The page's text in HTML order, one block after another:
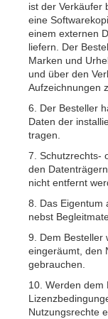
ist der Verkäufer
eine
einem externen
liefern. Der
Marken und
und über den
Aufzeichnungen
6. Der Besteller
Daten der
tragen.
7. Schutzrechts-
den
nicht entfernt
8. Das Eigentum
nebst
9. Dem Besteller
eingeräumt, den
gebrauchen.
10. Werden dem
Nutzungsrechte